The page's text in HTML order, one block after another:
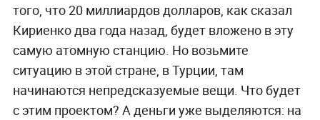
того, что 20 миллиардов долларов, как сказал
Кириенко два года назад, будет вложено в эту
самую атомную станцию. Но возьмите
ситуацию в этой стране, в Турции, там
начинаются непредсказуемые вещи. Что будет
с этим проектом? А деньги уже выделяются: на